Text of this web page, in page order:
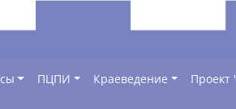
ПЦПИ Краеведение
Проект